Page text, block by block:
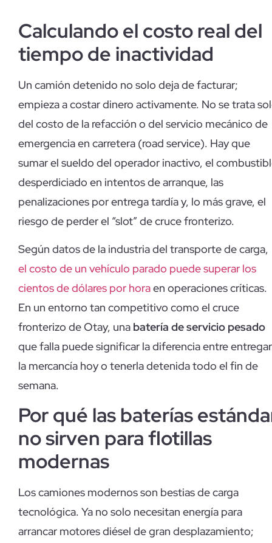
Calculando el costo real del
tiempo de inactividad
Un camión detenido no solo deja de facturar;
empieza a costar dinero activamente. No se trata
del costo de la refacción o del servicio mecánico de
emergencia en carretera (road service). Hay que
sumar el sueldo del operador inactivo, el
desperdiciado en intentos de arranque, las
penalizaciones por entrega tardía y, lo más grave, el
riesgo de perder el “slot” de cruce fronterizo.
Según datos de la industria del transporte de carga,
el costo de un vehículo parado puede superar los
cientos de dólares por horaen operaciones críticas.
En un entorno tan competitivo como el cruce
fronterizo de Otay, una batería de servicio pesado
que falla puede significar la diferencia entre entregar
la mercancía hoy o tenerla detenida todo el fin de
semana.
Por qué las baterías
no sirven para flotillas
modernas
Los camiones modernos son bestias de carga
tecnológica. Ya no solo necesitan energía para
arrancar motores diésel de gran desplazamiento;